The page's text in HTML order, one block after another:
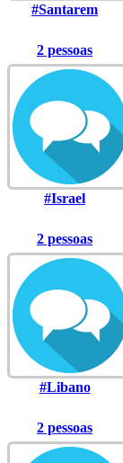
#Santarem
2 pessoas
#Israel
2 pessoas
#Libano
2 pessoas